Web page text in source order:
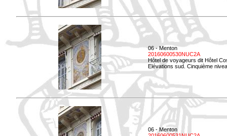
06 - Menton
20160600530NUC2A
Hôtel de voyageurs dit Hôtel
Elévations sud. Cinquième
06 - Menton